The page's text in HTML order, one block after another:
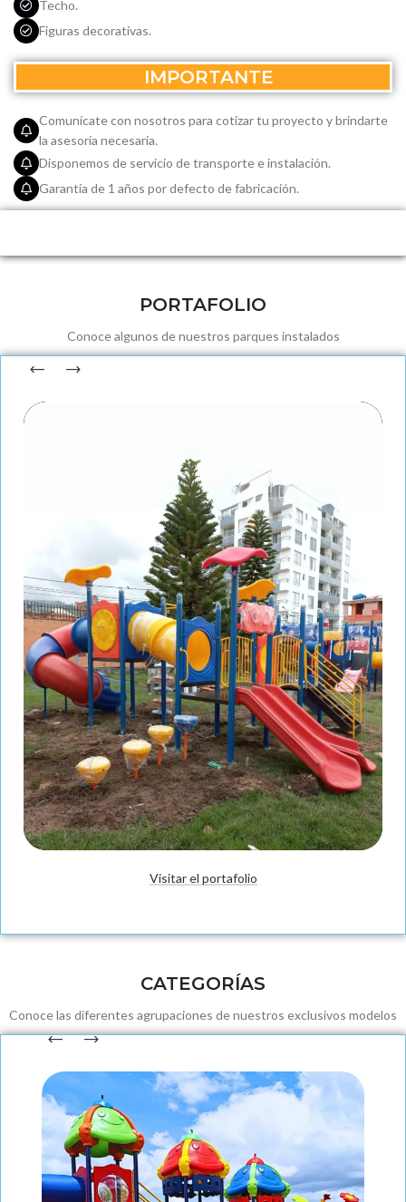
Techo.
Figuras decorativas.
IMPORTANTE
Comunícate con nosotros para cotizar tu proyecto y brindarte
la asesoría necesaria.
Disponemos de servicio de transporte e instalación.
Garantía de 1 años por defecto de fabricación.
PORTAFOLIO
Conoce algunos de nuestros parques instalados
Visitar el portafolio
CATEGORÍAS
Conoce las diferentes agrupaciones de nuestros exclusivos modelos